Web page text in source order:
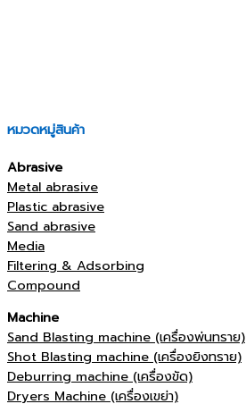
หมวดหมู่สินค้า
Abrasive
Metal abrasive
Plastic abrasive
Sand abrasive
Media
Filtering & Adsorbing
Compound
Machine
Sand Blasting machine (เครื่องพ่นทราย)
Shot Blasting machine (เครื่องยิงทราย)
Deburring machine (เครื่องขัด)
Dryers Machine (เครื่องเขย่า)